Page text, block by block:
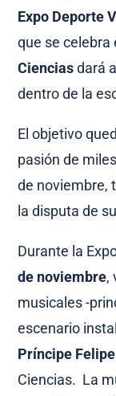
Expo Deporte
que se celebra
Cienciasdará
dentro de la
El objetivo
pasión de
de noviembre,
la disputa de
Durante la
de noviembre,
musicales -
escenario
Príncipe Felipe
Ciencias. La